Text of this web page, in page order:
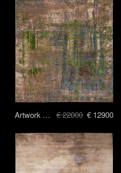
Artwork 3 - 250x300 cm € 22000 € 12900